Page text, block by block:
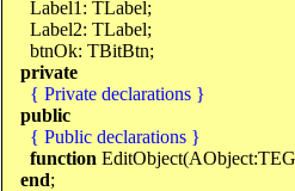
Label1: TLabel;
Label2: TLabel;
btnOk: TBitBtn;
private
{ Private declarations }
public
{ Public declarations }
function
end;